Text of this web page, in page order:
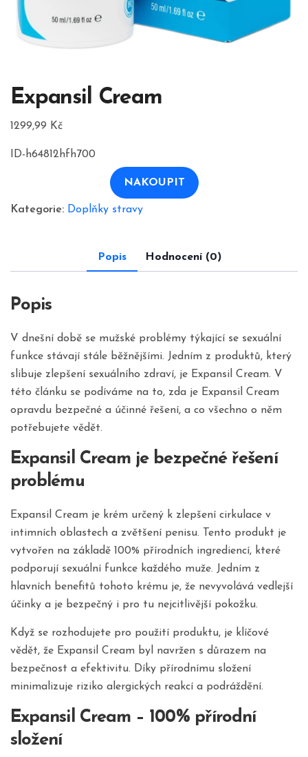
Expansil Cream
1299,99 Kč
ID-h64812hfh700
NAKOUPIT
Kategorie: Doplňky stravy
Popis Hodnocení (0)
Popis
V dnešní době se mužské problémy týkající se sexuální
funkce stávají stále běžnějšími. Jedním z produktů, který
slibuje zlepšení sexuálního zdraví, je Expansil Cream. V
této článku se podíváme na to, zda je Expansil Cream
opravdu bezpečné a účinné řešení, a co všechno o něm
potřebujete vědět.
Expansil Cream je bezpečné řešení
problému
Expansil Cream je krém určený k zlepšení cirkulace v
intimních oblastech a zvětšení penisu. Tento produkt je
vytvořen na základě 100% přírodních ingrediencí, které
podporují sexuální funkce každého muže. Jedním z
hlavních benefitů tohoto krému je, že nevyvolává vedlejší
účinky a je bezpečný i pro tu nejcitlivější pokožku.
Když se rozhodujete pro použití produktu, je klíčové
vědět, že Expansil Cream byl navržen s důrazem na
bezpečnost a efektivitu. Díky přírodnímu složení
minimalizuje riziko alergických reakcí a podráždění.
Expansil Cream – 100% přírodní
složení